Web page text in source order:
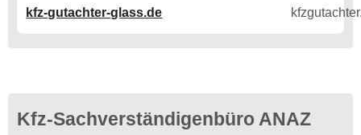
kfz-gutachter-glass.de
Kfz-Sachverständigenbüro ANAZ